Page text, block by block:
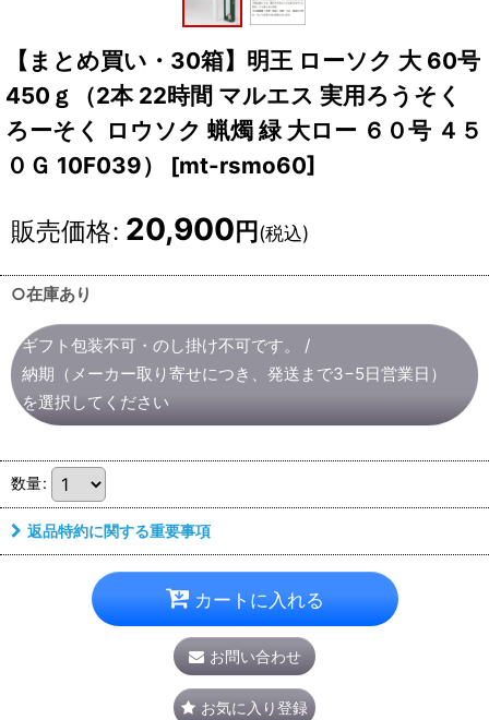
【まとめ買い・30箱】明王 ローソク 大 60号
450ｇ（2本 22時間 マルエス 実用ろうそく
ろーそく ロウソク 蝋燭 緑 大ロー ６０号 ４５
０Ｇ 10F039）
[mt-rsmo60]
販売価格: 20,900円(税込)
○在庫あり
ギフト包装不可・のし掛け不可です。
/
納期（メーカー取り寄せにつき、発送まで3−5日営業日）
を選択してください
数量:
返品特約に関する重要事項
カートに入れる
お問い合わせ
お気に入り登録